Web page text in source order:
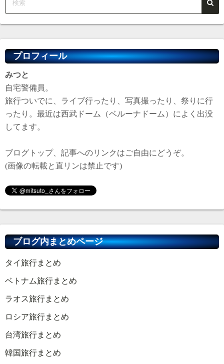
プロフィール
みつと
自宅警備員。
旅行ついでに、ライブ行ったり、写真撮ったり、祭りに行
ったり。最近は西武ドーム（ベルーナドーム）によく出没
してます。
ブログトップ、記事へのリンクはご自由にどうぞ。
(画像の転載と直リンは禁止です)
ブログ内まとめページ
タイ旅行まとめ
ベトナム旅行まとめ
ラオス旅行まとめ
ロシア旅行まとめ
台湾旅行まとめ
韓国旅行まとめ